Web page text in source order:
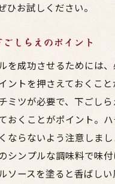
ひお試しください。
しらえのポイント
を成功させるためには
ントを押さえておくこと
ミツが必要で、下ごし
おくことがポイント。
ならないよう注意しま
シンプルな調味料で味
ソースを塗ると香ばし